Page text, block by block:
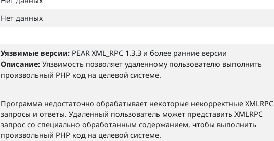
Нет данных
Уязвимые версии: PEAR XML_RPC 1.3.3 и более ранние версии
Описание: Уязвимость позволяет удаленному пользователю выполнить
произвольный PHP код на целевой системе.
Программа недостаточно обрабатывает некоторые некорректные XMLRPC
запросы и ответы. Удаленный пользователь может представить XMLRPC
запрос со специально обработанным содержанием, чтобы выполнить
произвольный PHP код на целевой системе.